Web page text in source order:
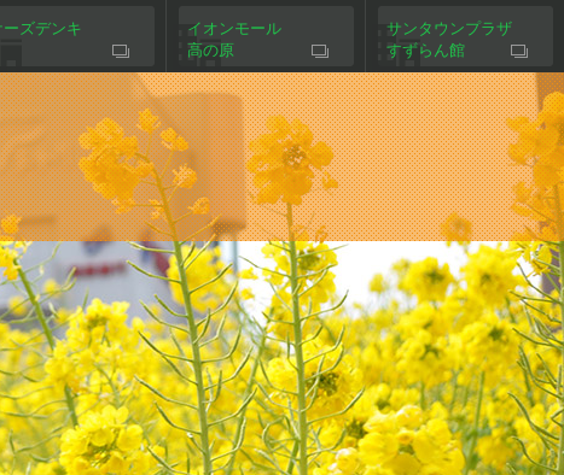
ーズデンキ
イオンモール
高の原
サンタウンプラザ
すずらん館